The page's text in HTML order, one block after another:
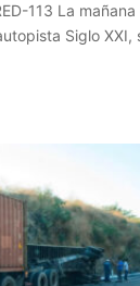
113 La
Siglo XXI,